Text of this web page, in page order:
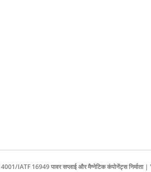
IATF 16949 पावर सप्लाई और मैग्नेटिक कंपोनेंट्स निर्माता